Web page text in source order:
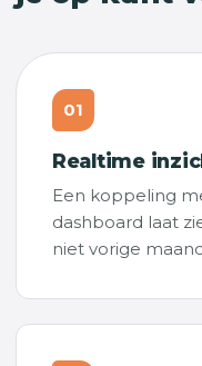
01
Realtime
Een koppeling
dashboard laat
niet vorige